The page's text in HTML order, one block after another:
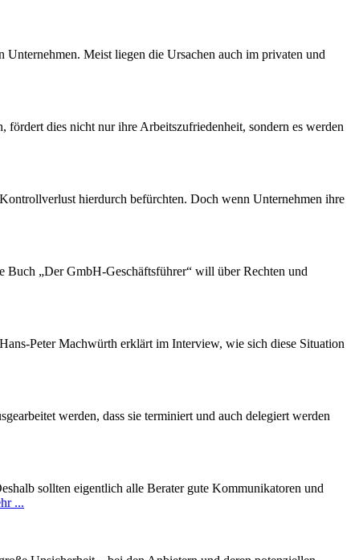
Meist liegen die Ursachen auch im privaten und
dies nicht nur ihre Arbeitszufriedenheit, sondern es werden
hierdurch befürchten. Doch wenn Unternehmen ihre
Buch „Der GmbH-Geschäftsführer“ will über Rechten und
Peter Machwürth erklärt im Interview, wie sich diese Situation
werden, dass sie terminiert und auch delegiert werden
sollten eigentlich alle Berater gute Kommunikatoren und
...